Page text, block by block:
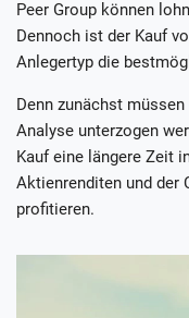
Peer Group können
Dennoch ist der Kauf
Anlegertyp die
Denn zunächst
Analyse unterzogen
Kauf eine längere Zeit
Aktienrenditen und der
profitieren.